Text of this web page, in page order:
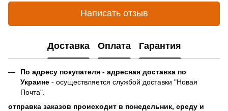
Написать отзыв
Доставка Оплата Гарантия
По адресу покупателя - адресная доставка по
Украине - осуществляется службой доставки "Новая
Почта".
отправка заказов происходит в понедельник, среду и